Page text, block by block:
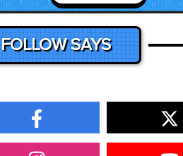
FOLLOW SAYS